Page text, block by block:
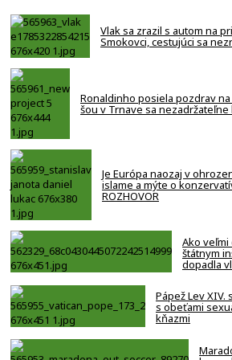
Vlak sa zrazil s autom na
Smokovci, cestujúci sa
Ronaldinho posiela pozdrav
šou v Trnave sa nezadržateľne
Je Európa naozaj v
islame a mýte o
ROZHOVOR
Ako
štátnym
dopadla
Pápež Lev
s obeťami
kňazmi